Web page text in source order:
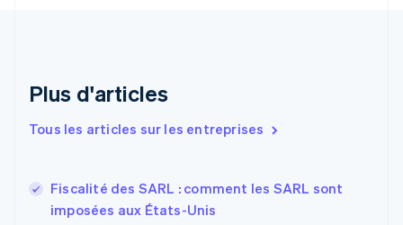
Plus d'articles
Tous les articles sur les entreprises
Fiscalité des SARL : comment les SARL sont
imposées aux États-Unis
Español English
English
Finlande
EnglishSvenska